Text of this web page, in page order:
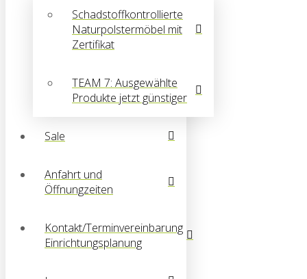
Schadstoffkontrollierte
Naturpolstermöbel mit
Zertifikat
TEAM 7: Ausgewählte
Produkte jetzt günstiger
Sale
Anfahrt und
Öffnungzeiten
Kontakt/Terminvereinbarung
Einrichtungsplanung